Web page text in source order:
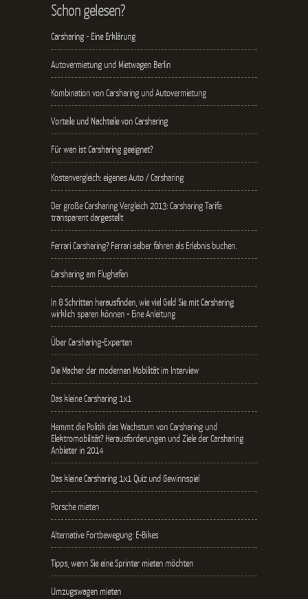
Schon gelesen?
Carsharing - Eine Erklärung
Autovermietung und Mietwagen Berlin
Kombination von Carsharing und Autovermietung
Vorteile und Nachteile von Carsharing
Für wen ist Carsharing geeignet?
Kostenvergleich: eigenes Auto / Carsharing
Der große Carsharing Vergleich 2013: Carsharing Tarife
transparent dargestellt
Ferrari Carsharing? Ferrari selber fahren als Erlebnis buchen.
Carsharing am Flughafen
In 8 Schritten herausfinden, wie viel Geld Sie mit Carsharing
wirklich sparen können - Eine Anleitung
Über Carsharing-Experten
Die Macher der modernen Mobilität im Interview
Das kleine Carsharing 1x1
Hemmt die Politik das Wachstum von Carsharing und
Elektromobilität? Herausforderungen und Ziele der Carsharing
Anbieter in 2014
Das kleine Carsharing 1x1 Quiz und Gewinnspiel
Porsche mieten
Alternative Fortbewegung: E-Bikes
Tipps, wenn Sie eine Sprinter mieten möchten
Umzugswagen mieten